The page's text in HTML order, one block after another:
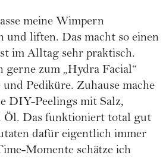
meine Wimpern
und liften. Das macht so einen
im Alltag sehr praktisch.
gerne zum „Hydra Facial“
Pediküre. Zuhause mache
DIY-Peelings mit Salz,
Öl. Das funktioniert total gut
dafür eigentlich immer
Momente schätze ich